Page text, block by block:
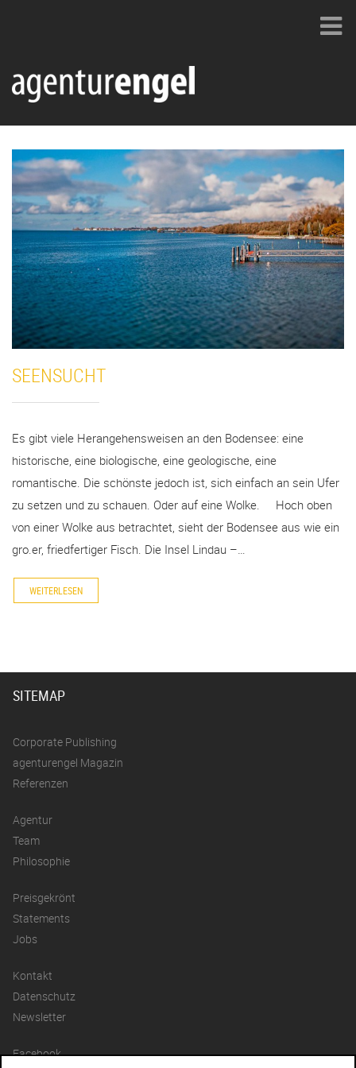
SEENSUCHT
Es gibt viele Herangehensweisen an den Bodensee: eine
historische, eine biologische, eine geologische, eine
romantische. Die schönste jedoch ist, sich einfach an sein Ufer
zu setzen und zu schauen. Oder auf eine Wolke. Hoch oben
von einer Wolke aus betrachtet, sieht der Bodensee aus wie ein
gro.er, friedfertiger Fisch. Die Insel Lindau –…
WEITERLESEN
SITEMAP
Corporate Publishing
agenturengel Magazin
Referenzen
Agentur
Team
Philosophie
Preisgekrönt
Statements
Jobs
Kontakt
Datenschutz
Newsletter
Facebook